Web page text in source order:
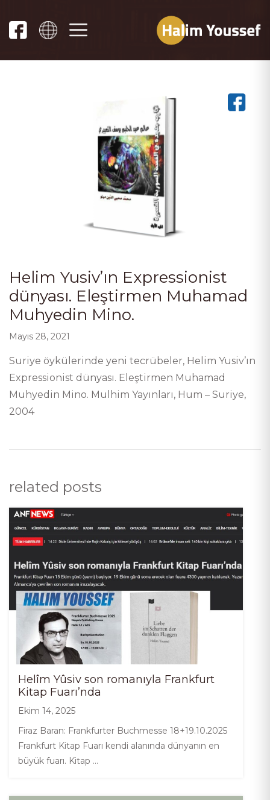
Helim Yusiv’ın Expressionist
dünyası. Eleştirmen Muhamad
Muhyedin Mino.
Mayıs 28, 2021
Suriye öykülerinde yeni tecrübeler, Helim Yusiv’ın
Expressionist dünyası. Eleştirmen Muhamad
Muhyedin Mino. Mulhim Yayınları, Hum – Suriye,
2004
related posts
Helîm Yûsiv son romanıyla Frankfurt
Kitap Fuarı’nda
Ekim 14, 2025
Firaz Baran: Frankfurter Buchmesse 18+19.10.2025
Frankfurt Kitap Fuarı kendi alanında dünyanın en
büyük fuarı. Kitap …